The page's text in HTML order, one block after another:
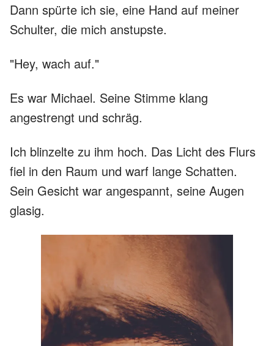
Dann spürte ich sie, eine Hand auf meiner
Schulter, die mich anstupste.
"Hey, wach auf."
Es war Michael. Seine Stimme klang
angestrengt und schräg.
Ich blinzelte zu ihm hoch. Das Licht des Flurs
fiel in den Raum und warf lange Schatten.
Sein Gesicht war angespannt, seine Augen
glasig.